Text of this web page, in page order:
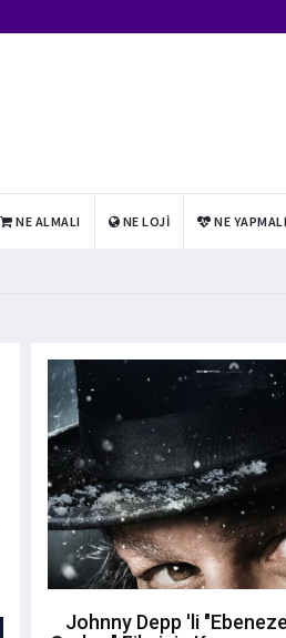
NE ALMALI NE LOJI NE YAPMALI
Johnny Depp 'li